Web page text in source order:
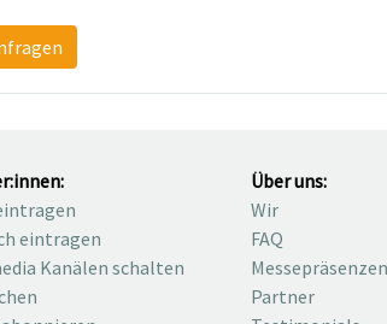
eintragen
Kanälen schalten
Über uns:
Wir
FAQ
Messepräsenzen
Partner